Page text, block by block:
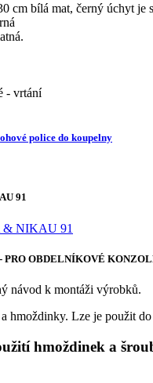
cm bílá mat, černý úchyt
- vrtání
police do koupelny
91
PRO OBDELNÍKOVÉ
návod k montáži výrobků.
hmoždinky. Lze je použit
hmoždinek a